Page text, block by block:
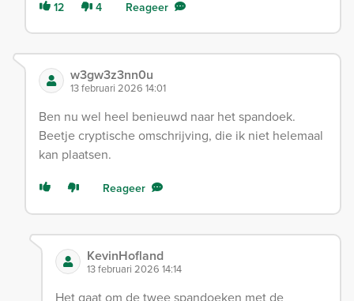
12 4 Reageer
w3gw3z3nn0u
13 februari 2026 14:01
Ben nu wel heel benieuwd naar het spandoek.
Beetje cryptische omschrijving, die ik niet helemaal
kan plaatsen.
Reageer
KevinHofland
13 februari 2026 14:14
Het gaat om de twee spandoeken met de